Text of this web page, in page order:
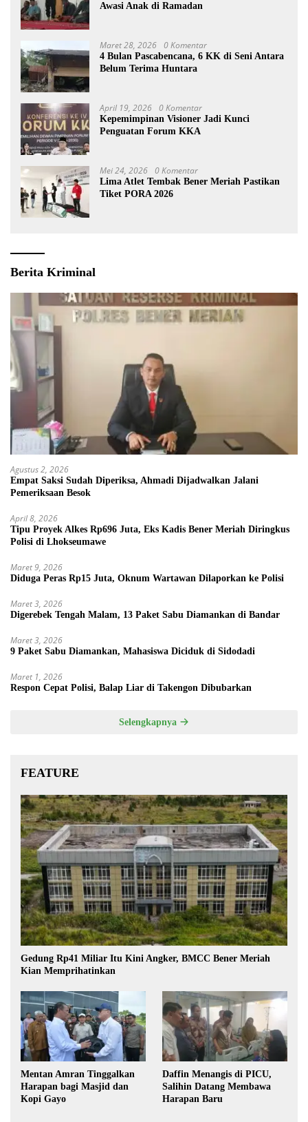
Awasi Anak di Ramadan
Maret 28, 2026 0 Komentar
4 Bulan Pascabencana, 6 KK di Seni Antara
Belum Terima Huntara
April 19, 2026 0 Komentar
Kepemimpinan Visioner Jadi Kunci
Penguatan Forum KKA
Mei 24, 2026 0 Komentar
Lima Atlet Tembak Bener Meriah Pastikan
Tiket PORA 2026
Berita Kriminal
Agustus 2, 2026
Empat Saksi Sudah Diperiksa, Ahmadi Dijadwalkan Jalani
Pemeriksaan Besok
April 8, 2026
Tipu Proyek Alkes Rp696 Juta, Eks Kadis Bener Meriah Diringkus
Polisi di Lhokseumawe
Maret 9, 2026
Diduga Peras Rp15 Juta, Oknum Wartawan Dilaporkan ke Polisi
Maret 3, 2026
Digerebek Tengah Malam, 13 Paket Sabu Diamankan di Bandar
Maret 3, 2026
9 Paket Sabu Diamankan, Mahasiswa Diciduk di Sidodadi
Maret 1, 2026
Respon Cepat Polisi, Balap Liar di Takengon Dibubarkan
Selengkapnya
FEATURE
Gedung Rp41 Miliar Itu Kini Angker, BMCC Bener Meriah
Kian Memprihatinkan
Mentan Amran Tinggalkan
Harapan bagi Masjid dan
Kopi Gayo
Daffin Menangis di PICU,
Salihin Datang Membawa
Harapan Baru